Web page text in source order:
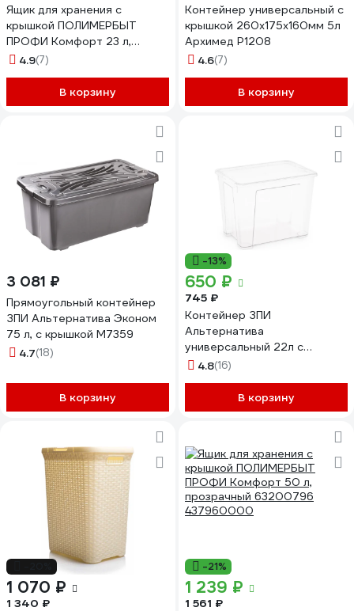
Ящик для хранения с
крышкой ПОЛИМЕРБЫТ
ПРОФИ Комфорт 23 л,
прозрачный 63200794
4.9(7)
В корзину
Контейнер универсальный с
крышкой 260x175x160мм 5л
Архимед Р1208
4.6(7)
В корзину
3 081 ₽
Прямоугольный контейнер
ЗПИ Альтернатива Эконом
75 л, с крышкой М7359
4.7(18)
В корзину
-13%
650 ₽
745 ₽
Контейнер ЗПИ
Альтернатива
универсальный 22л с
крышкой М8312
4.8(16)
В корзину
1 070 ₽
1 340 ₽
-21%
1 239 ₽
1 561 ₽